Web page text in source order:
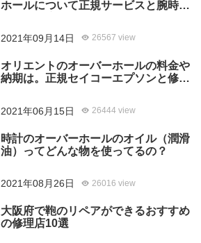
ホールについて正規サービスと腕時計
2021年09月14日 26567 view
オリエントのオーバーホールの料金や
納期は。正規セイコーエプソンと修理
2021年06月15日 26444 view
時計のオーバーホールのオイル（潤滑
油）ってどんな物を使ってるの？
2021年08月26日 26016 view
大阪府で鞄のリペアができるおすすめ
の修理店10選